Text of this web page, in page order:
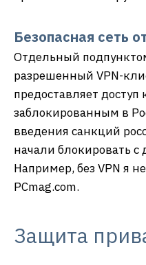
Безопасная сеть
Отдельный
разрешенный VPN-
предоставляет доступ
заблокированным в
введения санкций
начали блокировать с
Например, без VPN я
PCmag.com.
Защита